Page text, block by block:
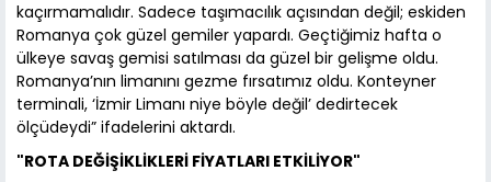
kaçırmamalıdır. Sadece taşımacılık açısından değil; eskiden
Romanya çok güzel gemiler yapardı. Geçtiğimiz hafta o
ülkeye savaş gemisi satılması da güzel bir gelişme oldu.
Romanya’nın limanını gezme fırsatımız oldu. Konteyner
terminali, ‘İzmir Limanı niye böyle değil’ dedirtecek
ölçüdeydi” ifadelerini aktardı.
"ROTA DEĞİŞİKLİKLERİ FİYATLARI ETKİLİYOR"